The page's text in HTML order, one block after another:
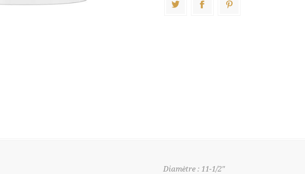
Diamètre : 11-1/2"